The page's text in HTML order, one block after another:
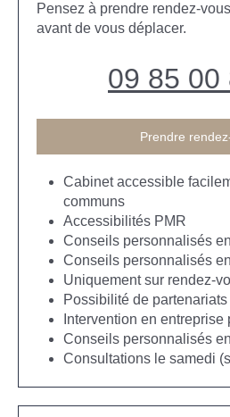
Pensez à prendre rendez-
avant de vous déplacer.
09 85 00
Prendre
Cabinet accessible
communs
Accessibilités PMR
Conseils personnalisés
Conseils personnalisés
Uniquement sur rendez-
Possibilité de
Intervention en entreprise
Conseils personnalisés
Consultations le samedi